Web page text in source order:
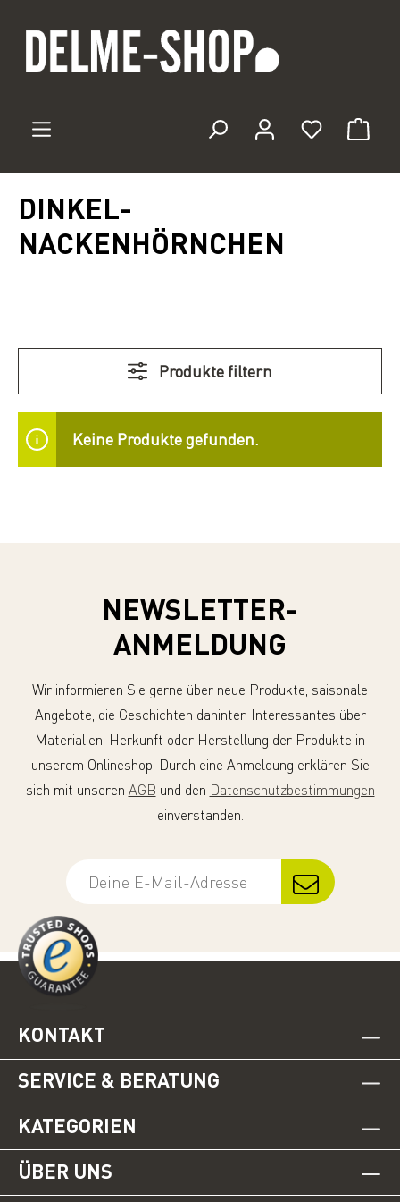
Du hast 0
DINKEL-
NACKENHÖRNCHEN
Produkte filtern
Keine Produkte gefunden.
NEWSLETTER-
ANMELDUNG
Wir informieren Sie gerne über neue Produkte, saisonale
Angebote, die Geschichten dahinter, Interessantes über
Materialien, Herkunft oder Herstellung der Produkte in
unserem Onlineshop. Durch eine Anmeldung erklären Sie
sich mit unseren AGB und den Datenschutzbestimmungen
einverstanden.
KONTAKT
SERVICE & BERATUNG
KATEGORIEN
ÜBER UNS